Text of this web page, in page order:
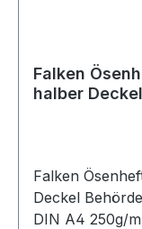
Falken
halber
Falken
Deckel
DIN A4 250g/